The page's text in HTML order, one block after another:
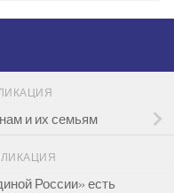
и их семьям
России» есть